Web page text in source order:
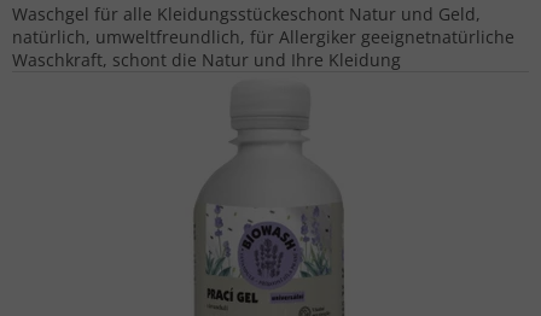
Waschgel für alle Kleidungsstückeschont Natur und Geld,
natürlich, umweltfreundlich, für Allergiker geeignetnatürliche
Waschkraft, schont die Natur und Ihre Kleidung